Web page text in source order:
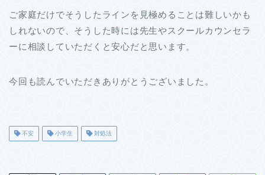
ご家庭だけでそうしたラインを見極めることは難しいかも
しれないので、そうした時には先生やスクールカウンセラ
ーに相談していただくと安心だと思います。
今回も読んでいただきありがとうございました。
不安 小学生 対処法